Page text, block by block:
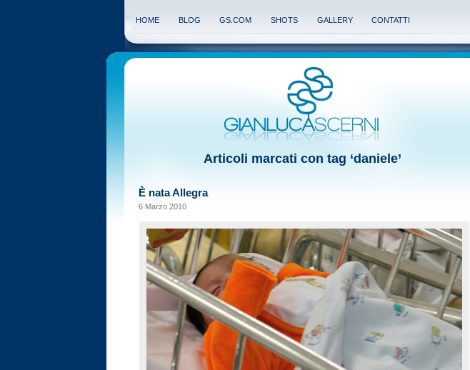
HOME BLOG GS.COM SHOTS GALLERY CONTATTI
Articoli marcati con tag ‘daniele’
È nata Allegra
6 Marzo 2010